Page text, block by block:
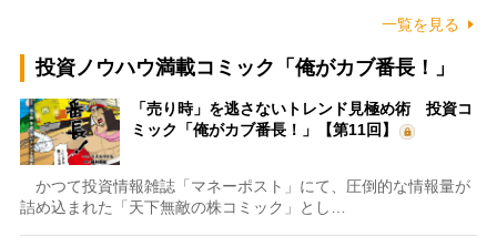
一覧を見る
投資ノウハウ満載コミック「俺がカブ番長！」
「売り時」を逃さないトレンド見極め術 投資コ
ミック「俺がカブ番長！」【第11回】
かつて投資情報雑誌「マネーポスト」にて、圧倒的な情報量が
詰め込まれた「天下無敵の株コミック」とし…